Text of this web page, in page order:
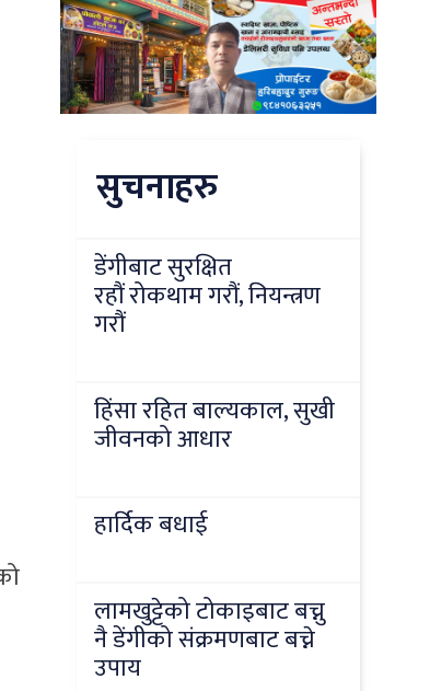
सुचनाहरु
डेंगीबाट सुरक्षित
रहौं रोकथाम गरौं, नियन्त्रण
गरौं
हिंसा रहित बाल्यकाल, सुखी
जीवनको आधार
हार्दिक बधाई
लामखुट्टेको टोकाइबाट बच्नु
नै डेंगीको संक्रमणबाट बच्ने
उपाय